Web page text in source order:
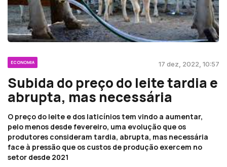
ECONOMIA 17 dez, 2022, 10:57
Subida do preço do leite tardia e
abrupta, mas necessária
O preço do leite e dos laticínios tem vindo a aumentar,
pelo menos desde fevereiro, uma evolução que os
produtores consideram tardia, abrupta, mas necessária
face à pressão que os custos de produção exercem no
setor desde 2021